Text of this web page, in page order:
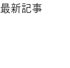
最新記事